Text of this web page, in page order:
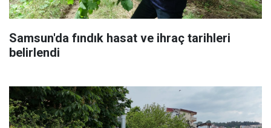
Samsun'da fındık hasat ve ihraç tarihleri
belirlendi